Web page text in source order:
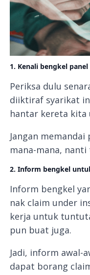
1. Kenali bengkel
Periksa dulu
diiktiraf syarikat
hantar kereta kita
Jangan
mana-mana,
2. Inform bengkel
Inform bengkel
nak claim under
kerja untuk
pun buat juga.
Jadi, inform awal-
dapat borang